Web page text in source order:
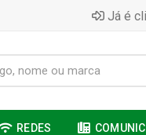
Já é
REDES